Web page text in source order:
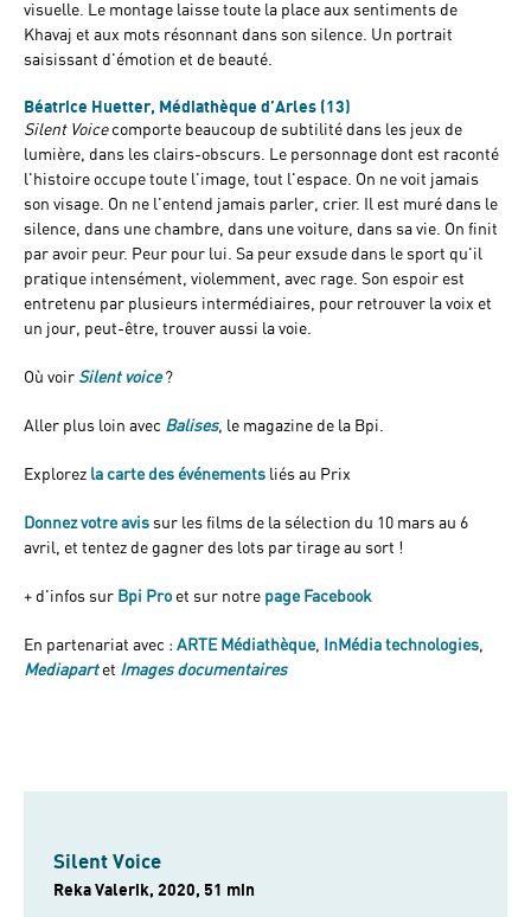
visuelle. Le montage laisse toute la place aux sentiments de
Khavaj et aux mots résonnant dans son silence. Un portrait
saisissant d'émotion et de beauté.
Béatrice Huetter, Médiathèque d’Arles (13)
Silent Voice comporte beaucoup de subtilité dans les jeux de
lumière, dans les clairs-obscurs. Le personnage dont est raconté
l'histoire occupe toute l'image, tout l'espace. On ne voit jamais
son visage. On ne l'entend jamais parler, crier. Il est muré dans le
silence, dans une chambre, dans une voiture, dans sa vie. On finit
par avoir peur. Peur pour lui. Sa peur exsude dans le sport qu'il
pratique intensément, violemment, avec rage. Son espoir est
entretenu par plusieurs intermédiaires, pour retrouver la voix et
un jour, peut-être, trouver aussi la voie.
Où voir Silent voice ?
Aller plus loin avec Balises, le magazine de la Bpi.
Explorez la carte des événements liés au Prix
Donnez votre avis sur les films de la sélection du 10 mars au 6
avril, et tentez de gagner des lots par tirage au sort !
+ d'infos sur Bpi Pro et sur notre page Facebook
En partenariat avec : ARTE Médiathèque, InMédia technologies,
Mediapartet Images documentaires
Silent Voice
Reka Valerik, 2020, 51 min